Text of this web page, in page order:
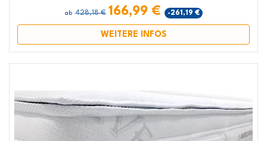
ab 428,18 € 166,99 € -261,19 €
WEITERE INFOS